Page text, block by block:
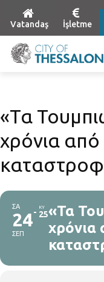
Vatandaş İşletme
«Τα
χρόνια από
ΣΑ
24
ΣΕΠ
ΚΥ
25«Τα
χρόνια